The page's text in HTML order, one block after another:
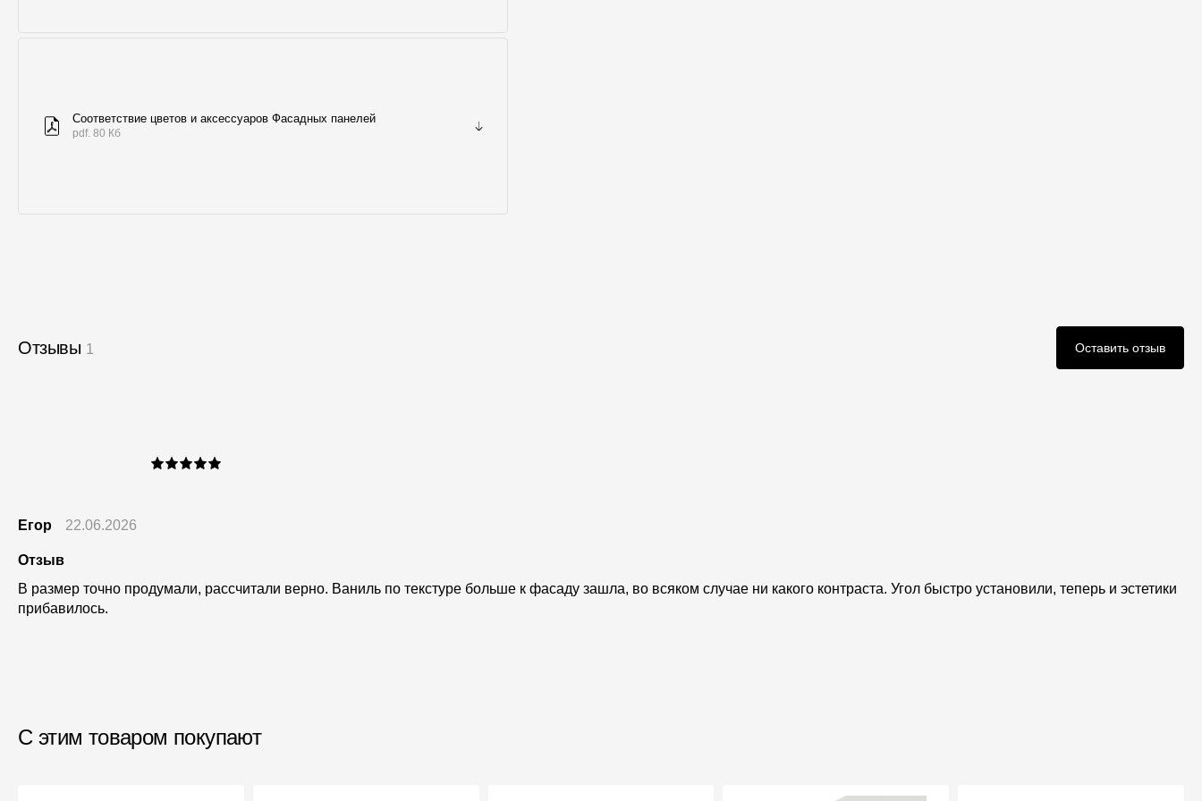
Соответствие цветов и аксессуаров Фасадных панелей
pdf. 80 Кб
Отзывы 1 Оставить отзыв
Егор 22.06.2026
Отзыв
В размер точно продумали, рассчитали верно. Ваниль по текстуре больше к фасаду зашла, во всяком случае ни какого контраста. Угол быстро установили, теперь и эстетики
прибавилось.
С этим товаром покупают